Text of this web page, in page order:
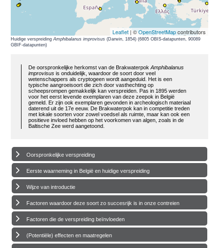
Leaflet| ©OpenStreetMapcontributors
Huidige verspreidingAmphibalanus improvisus (Darwin, 1854) (6805 OBIS-datapunten, 90089
GBIF-datapunten)
De oorspronkelijke herkomst van de BrakwaterpokAmphibalanus
improvisus is onduidelijk, waardoor de soort door veel
wetenschappers als cryptogeen wordt aangeduid. Het is een
typische aangroeisoort die zich door vasthechting op
scheepsrompen gemakkelijk kan verspreiden. Pas in 1895 werden
voor het eerst levende exemplaren van deze zeepok in België
gemeld. Er zijn ook exemplaren gevonden in archeologisch materiaal
daterend uit de 17e eeuw. De Brakwaterpok kan in competitie treden
met lokale soorten voor zowel voedsel als ruimte, maar kan ook een
positieve invloed hebben op het voorkomen van algen, zoals in de
Baltische Zee werd aangetoond.
Oorspronkelijke verspreiding
Eerste waarneming in België en huidige verspreiding
Wijze van introductie
Factoren waardoor deze soort zo succesrijk is in onze contreien
Factoren die de verspreiding beïnvloeden
(Potentiële) effecten en maatregelen